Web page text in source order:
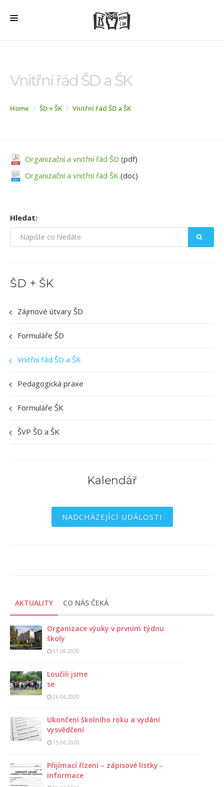
ŠD + ŠK
VEŘEJNÉ ZAKÁZKY
Vnitřní řád ŠD a ŠK
Home ŠD + ŠK Vnitřní řád ŠD a ŠK
Organizační a vnitřní řád ŠD (pdf)
Organizační a vnitřní řád ŠK (doc)
Hledat:
ŠD + ŠK
Zájmové útvary ŠD
Formuláře ŠD
Vnitřní řád ŠD a ŠK
Pedagogická praxe
Formuláře ŠK
ŠVP ŠD a ŠK
Kalendář
NADCHÁZEJÍCÍ UDÁLOSTI
AKTUALITY CO NÁS ČEKÁ
Organizace výuky v prvním týdnu
školy
31.08.2020
Loučili jsme
se
26.06.2020
Ukončení školního roku a vydání
vysvědčení
15.06.2020
Přijímací řízení – zápisové lístky -
informace